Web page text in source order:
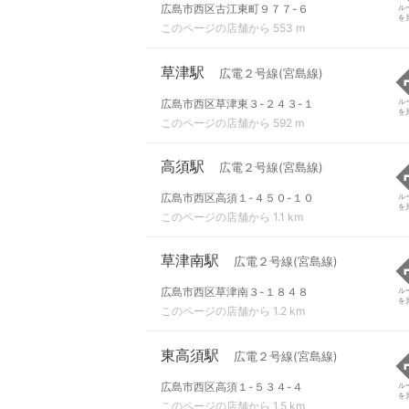
広島市西区古江東町９７７-６
このページの店舗から 553 m
ル
を
草津駅 広電２号線(宮島線)
広島市西区草津東３-２４３-１
このページの店舗から 592 m
ル
を
高須駅 広電２号線(宮島線)
広島市西区高須１-４５０-１０
このページの店舗から 1.1 km
ル
を
草津南駅 広電２号線(宮島線)
広島市西区草津南３-１８４８
このページの店舗から 1.2 km
ル
を
東高須駅 広電２号線(宮島線)
広島市西区高須１-５３４-４
このページの店舗から 1.5 km
ル
を